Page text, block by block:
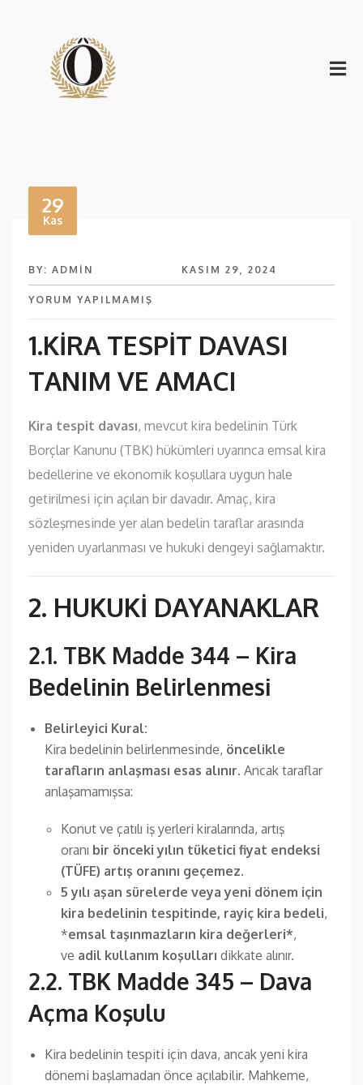
29
Kas
BY: ADMIN KASIM 29, 2024
YORUM YAPILMAMIŞ
1.KİRA TESPİT DAVASI
TANIM VE AMACI
Kira tespit davası, mevcut kira bedelinin Türk
Borçlar Kanunu (TBK) hükümleri uyarınca emsal kira
bedellerine ve ekonomik koşullara uygun hale
getirilmesi için açılan bir davadır. Amaç, kira
sözleşmesinde yer alan bedelin taraflar arasında
yeniden uyarlanması ve hukuki dengeyi sağlamaktır.
2. HUKUKİ DAYANAKLAR
2.1. TBK Madde 344 – Kira
Bedelinin Belirlenmesi
Belirleyici Kural:
Kira bedelinin belirlenmesinde, öncelikle
tarafların anlaşması esas alınır. Ancak taraflar
anlaşamamışsa:
Konut ve çatılı iş yerleri kiralarında, artış
oranı bir önceki yılın tüketici fiyat endeksi
(TÜFE) artış oranını geçemez.
5 yılı aşan sürelerde veya yeni dönem için
kira bedelinin tespitinde, rayiç kira bedeli,
*emsal taşınmazların kira değerleri*,
ve adil kullanım koşulları dikkate alınır.
2.2. TBK Madde 345 – Dava
Açma Koşulu
Kira bedelinin tespiti için dava, ancak yeni kira
dönemi başlamadan önce açılabilir. Mahkeme,